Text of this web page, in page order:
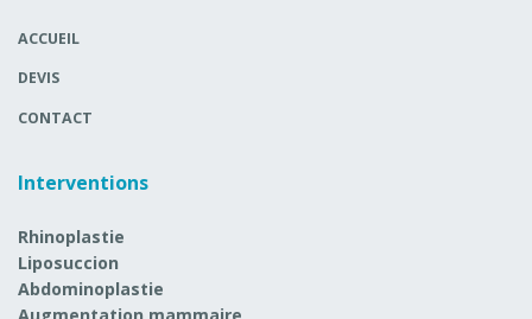
ACCUEIL
DEVIS
CONTACT
Interventions
Rhinoplastie
Liposuccion
Abdominoplastie